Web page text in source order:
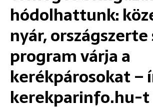
hódolhattunk:
nyár, országszerte
program várja a
kerékpárosokat –
kerekparinfo.hu-t